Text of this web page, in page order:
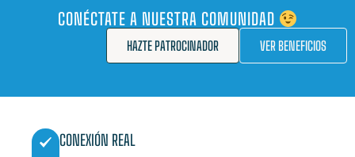
CONÉCTATE A NUESTRA COMUNIDAD
VER BENEFICIOS
HAZTE PATROCINADOR
CONEXIÓN REAL